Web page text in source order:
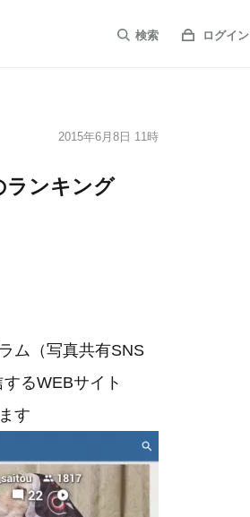
検索 ログイン
2015年6月8日 11時
ランキング
ム（写真共有SNS
るWEBサイト
す